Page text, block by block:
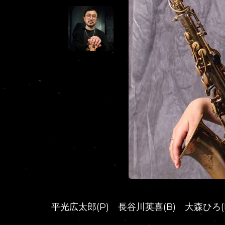
平光広太郎(P) 長谷川英喜(B) 大森ひろ